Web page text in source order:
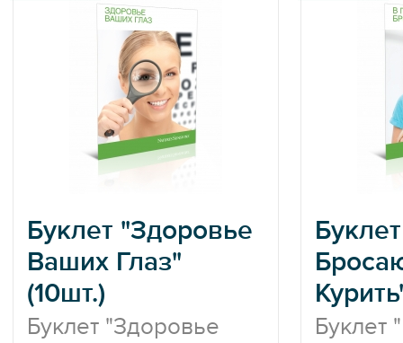
Буклет "Здоровье
Ваших Глаз"
(10шт.)
Буклет "Здоровье